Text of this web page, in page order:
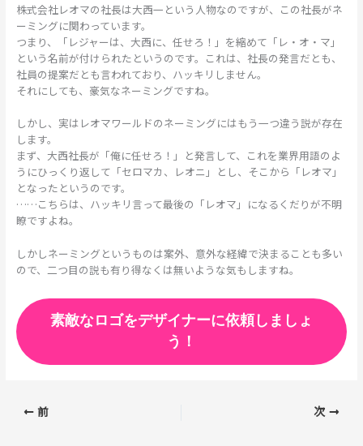
株式会社レオマの社長は大西一という人物なのですが、この社長がネ
ーミングに関わっています。
つまり、「レジャーは、大西に、任せろ！」を縮めて「レ・オ・マ」
という名前が付けられたというのです。これは、社長の発言だとも、
社員の提案だとも言われており、ハッキリしません。
それにしても、豪気なネーミングですね。
しかし、実はレオマワールドのネーミングにはもう一つ違う説が存在
します。
まず、大西社長が「俺に任せろ！」と発言して、これを業界用語のよ
うにひっくり返して「セロマカ、レオニ」とし、そこから「レオマ」
となったというのです。
……こちらは、ハッキリ言って最後の「レオマ」になるくだりが不明
瞭ですよね。
しかしネーミングというものは案外、意外な経緯で決まることも多い
ので、二つ目の説も有り得なくは無いような気もしますね。
素敵なロゴをデザイナーに依頼しましょ
う！
前 次